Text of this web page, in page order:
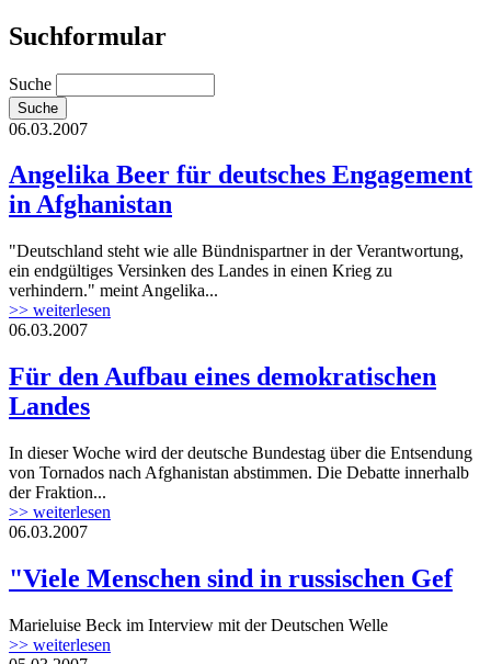
Suchformular
Suche
06.03.2007
Angelika Beer für deutsches Engagement
in Afghanistan
"Deutschland steht wie alle Bündnispartner in der Verantwortung,
ein endgültiges Versinken des Landes in einen Krieg zu
verhindern." meint Angelika...
>> weiterlesen
06.03.2007
Für den Aufbau eines demokratischen
Landes
In dieser Woche wird der deutsche Bundestag über die Entsendung
von Tornados nach Afghanistan abstimmen. Die Debatte innerhalb
der Fraktion...
>> weiterlesen
06.03.2007
"Viele Menschen sind in russischen Gef
Marieluise Beck im Interview mit der Deutschen Welle
>> weiterlesen